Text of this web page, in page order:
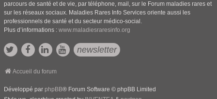
parcours de santé et de vie, par téléphone, mail, sur le Forum maladies rares et
sur les réseaux sociaux. Maladies Rares Info Services oriente aussi les
professionnels de santé et du secteur médico-social.
Plus d’informations : www.maladiesraresinfo.org
newsletter
Accueil du forum
Développé par phpBB® Forum Software © phpBB Limited